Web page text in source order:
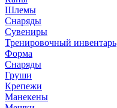
Шлемы
Снаряды
Сувениры
Тренировочный инвентарь
Форма
Снаряды
Груши
Крепежи
Манекены